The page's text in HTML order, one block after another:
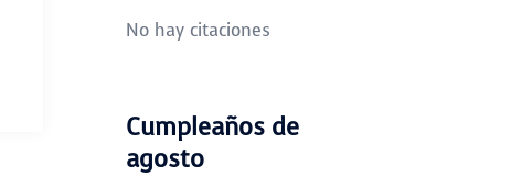
No hay citaciones
Cumpleaños de
agosto